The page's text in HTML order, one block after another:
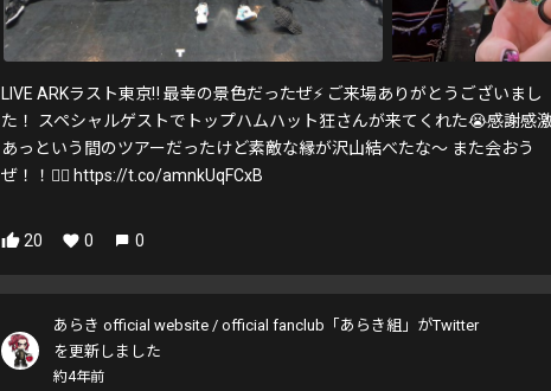
LIVE ARKラスト東京‼️ 最幸の景色だったぜ⚡️ ご来場ありがとうございまし
た！ スペシャルゲストでトップハムハット狂さんが来てくれた😭感謝感激
あっという間のツアーだったけど素敵な縁が沢山結べたな〜 また会おう
ぜ！！❤️‍🔥 https://t.co/amnkUqFCxB
20 0 0
あらき official website / official fanclub「あらき組」がTwitter
を更新しました
約4年前